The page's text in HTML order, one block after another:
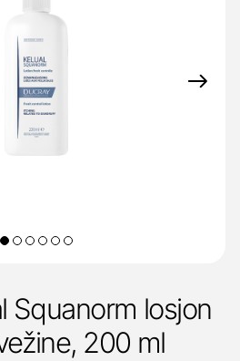
Squanorm losjon
200 ml